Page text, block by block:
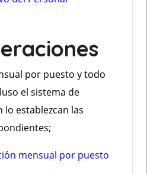
por puesto y todo
el sistema de
lo establezcan las
mensual por puesto